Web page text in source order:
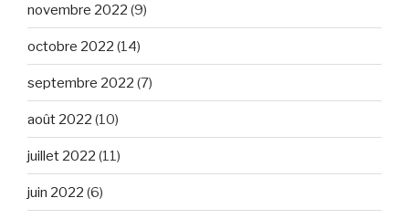
novembre 2022 (9)
octobre 2022 (14)
septembre 2022 (7)
août 2022 (10)
juillet 2022 (11)
juin 2022 (6)